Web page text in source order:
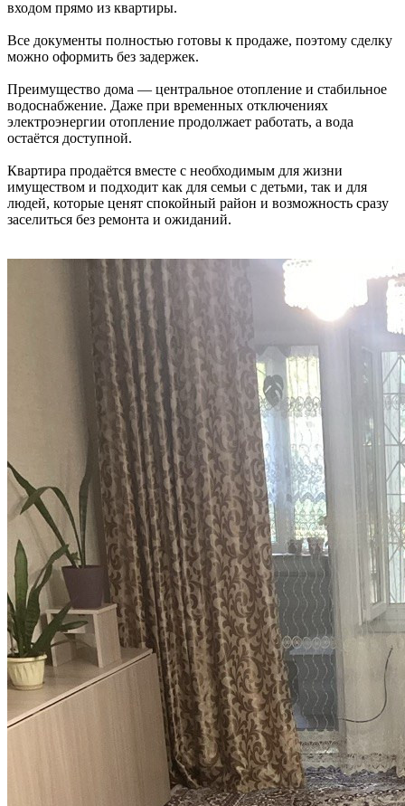
входом прямо из квартиры.
Все документы полностью готовы к продаже, поэтому сделку
можно оформить без задержек.
Преимущество дома — центральное отопление и стабильное
водоснабжение. Даже при временных отключениях
электроэнергии отопление продолжает работать, а вода
остаётся доступной.
Квартира продаётся вместе с необходимым для жизни
имуществом и подходит как для семьи с детьми, так и для
людей, которые ценят спокойный район и возможность сразу
заселиться без ремонта и ожиданий.